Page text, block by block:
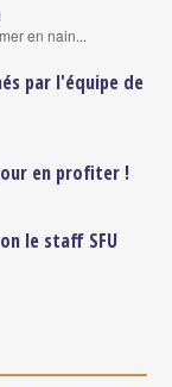
en nain...
par l'équipe de
en profiter !
le staff SFU